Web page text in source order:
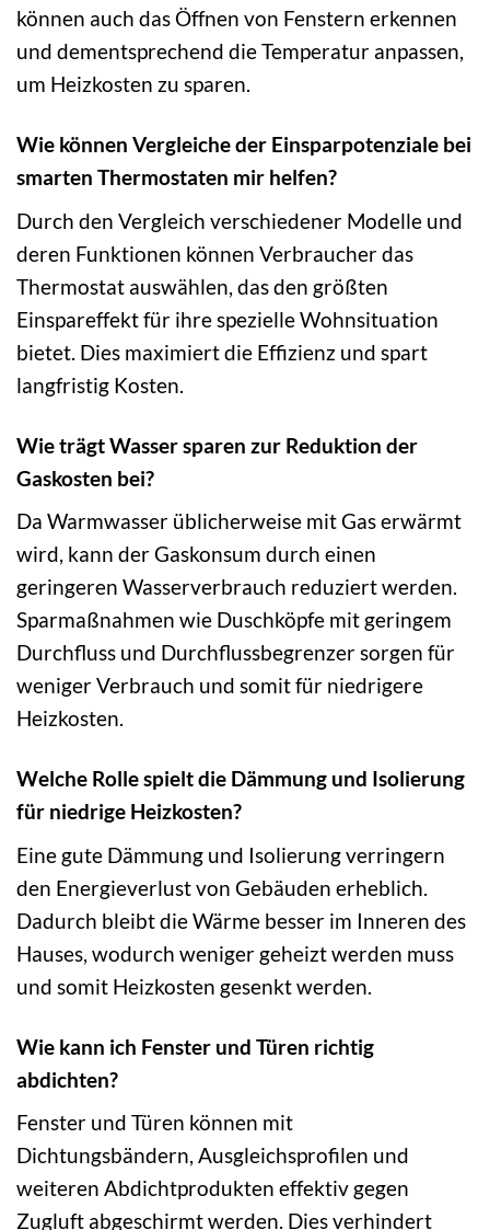
können auch das Öffnen von Fenstern erkennen
und dementsprechend die Temperatur anpassen,
um Heizkosten zu sparen.
Wie können Vergleiche der Einsparpotenziale bei
smarten Thermostaten mir helfen?
Durch den Vergleich verschiedener Modelle und
deren Funktionen können Verbraucher das
Thermostat auswählen, das den größten
Einspareffekt für ihre spezielle Wohnsituation
bietet. Dies maximiert die Effizienz und spart
langfristig Kosten.
Wie trägt Wasser sparen zur Reduktion der
Gaskosten bei?
Da Warmwasser üblicherweise mit Gas erwärmt
wird, kann der Gaskonsum durch einen
geringeren Wasserverbrauch reduziert werden.
Sparmaßnahmen wie Duschköpfe mit geringem
Durchfluss und Durchflussbegrenzer sorgen für
weniger Verbrauch und somit für niedrigere
Heizkosten.
Welche Rolle spielt die Dämmung und Isolierung
für niedrige Heizkosten?
Eine gute Dämmung und Isolierung verringern
den Energieverlust von Gebäuden erheblich.
Dadurch bleibt die Wärme besser im Inneren des
Hauses, wodurch weniger geheizt werden muss
und somit Heizkosten gesenkt werden.
Wie kann ich Fenster und Türen richtig
abdichten?
Fenster und Türen können mit
Dichtungsbändern, Ausgleichsprofilen und
weiteren Abdichtprodukten effektiv gegen
Zugluft abgeschirmt werden. Dies verhindert